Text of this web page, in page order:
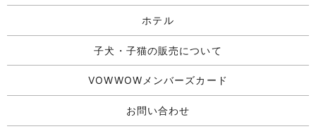
ホテル
子犬・子猫の販売について
VOWWOWメンバーズカード
お問い合わせ